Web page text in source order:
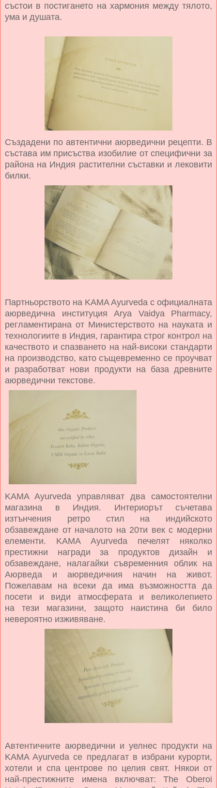
състои в постигането на хармония между тялото,
ума и душата.
Създадени по автентични аюрведични рецепти. В
състава им присъства изобилие от специфични за
района на Индия растителни съставки и лековити
билки.
Партньорството на KAMA Ayurveda с официалната
аюрведична институция Arya Vaidya Pharmacy,
регламентирана от Министерството на науката и
технологиите в Индия, гарантира строг контрол на
качеството и спазването на най-високи стандарти
на производство, като същевременно се проучват
и разработват нови продукти на база древните
аюрведични текстове.
KAMA Ayurveda управляват два самостоятелни
магазина в Индия. Интериорът съчетава
изтънчения ретро стил на индийското
обзавеждане от началото на 20ти век с модерни
елементи. KAMA Ayurveda печелят няколко
престижни награди за продуктов дизайн и
обзавеждане, налагайки съвременния облик на
Аюрведа и аюрведичния начин на живот.
Пожелавам на всеки да има възможността да
посети и види атмосферата и великолепието
на тези магазини, защото наистина би било
невероятно изживяване.
Автентичните аюрведични и уелнес продукти на
KAMA Ayurveda се предлагат в избрани курорти,
хотели и спа центрове по целия свят. Някои от
най-престижните имена включват: The Oberoi